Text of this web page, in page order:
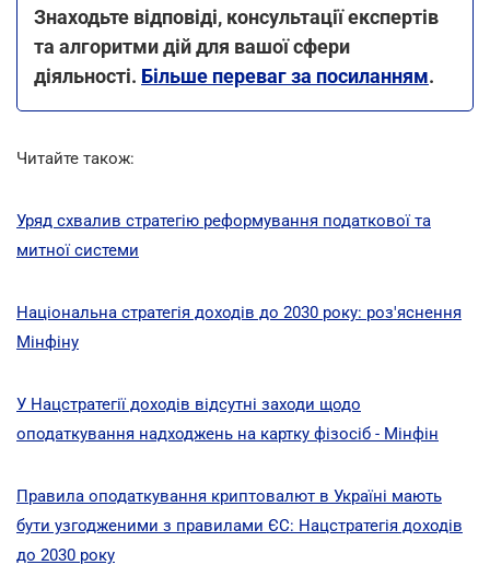
Знаходьте відповіді, консультації експертів
та алгоритми дій для вашої сфери
діяльності. Більше переваг за посиланням.
Читайте також:
Уряд схвалив стратегію реформування податкової та
митної системи
Національна стратегія доходів до 2030 року: роз'яснення
Мінфіну
У Нацстратегії доходів відсутні заходи щодо
оподаткування надходжень на картку фізосіб - Мінфін
Правила оподаткування криптовалют в Україні мають
бути узгодженими з правилами ЄС: Нацстратегія доходів
до 2030 року